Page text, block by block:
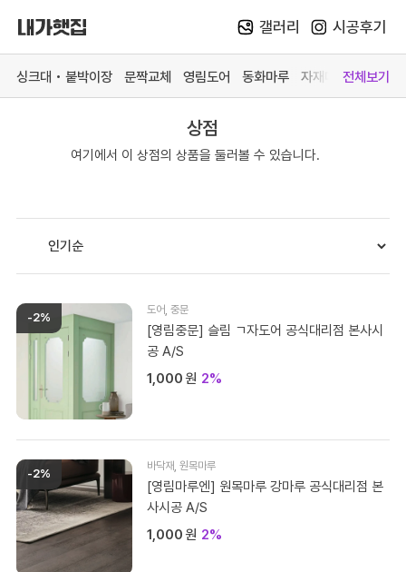
싱크대 • 붙박이장 문짝교체 영림도어 동화마루 자재매장전체보기
Skip
상점
여기에서 이 상점의 상품을 둘러볼 수 있습니다.
-2%
도어 ,중문
[영림중문] 슬림 ㄱ자도어 공식대리점 본사시
공 A/S
1,000 원 2%
-2%
바닥재 ,원목마루
[영림마루엔] 원목마루 강마루 공식대리점 본
사시공 A/S
1,000 원 2%
갤러리 시공후기
붙박이장
문짝교체
영림 방문
동화 강화마루
스페이
페트
# 색상샘플 / 싱크대 # 색상샘플 / 영림